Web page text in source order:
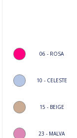
06 - ROSA
10 - CELESTE
15 - BEIGE
23 - MALVA